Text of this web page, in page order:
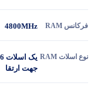
فرکانس RAM 4800MHz
نوع اسلات RAM
جهت ارتقا